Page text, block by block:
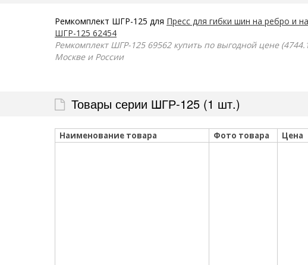
Ремкомплект ШГР-125 для Пресс для гибки шин на ребро и
ШГР-125 62454
Ремкомплект ШГР-125 69562 купить по выгодной цене
Москве и России
Товары серии ШГР-125 (1 шт.)
Наименование товара Фото товара Цена